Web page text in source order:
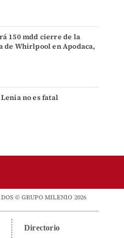
150 mdd cierre de la
de Whirlpool en Apodaca,
no es fatal
© GRUPO MILENIO 2026
Directorio